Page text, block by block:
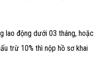
lao động dưới 03 tháng, hoặc
trừ 10% thì nộp hồ sơ khai